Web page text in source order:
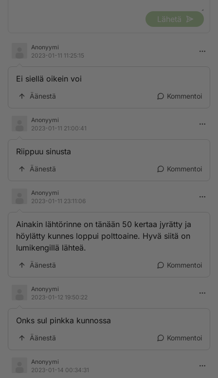
Lähetä
Anonyymi
2023-01-11 11:25:15
Ei siellä oikein voi
Äänestä Kommentoi
Anonyymi
2023-01-11 21:00:41
Riippuu sinusta
Äänestä Kommentoi
Anonyymi
2023-01-11 23:11:06
Ainakin lähtörinne on tänään 50 kertaa jyrätty ja
höylätty kunnes loppui polttoaine. Hyvä siitä on
lumikengillä lähteä.
Äänestä Kommentoi
Anonyymi
2023-01-12 19:50:22
Onks sul pinkka kunnossa
Äänestä Kommentoi
Anonyymi
2023-01-14 00:34:31